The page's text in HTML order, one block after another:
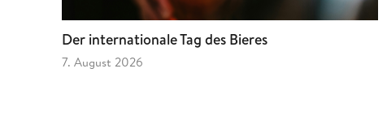
Der internationale Tag des Bieres
7. August 2026